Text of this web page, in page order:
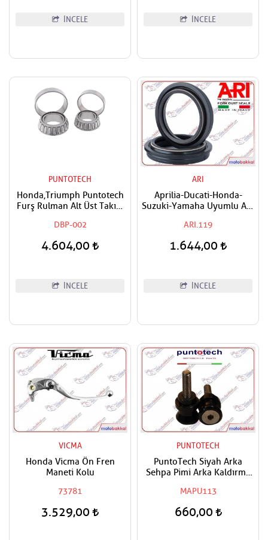
İNCELE İNCELE
PUNTOTECH
Honda,Triumph Puntotech
Furş Rulman Alt Üst Takım
DBP-002
4.604,00
İNCELE
ARI
Aprilia-Ducati-Honda-
Suzuki-Yamaha Uyumlu ARI
ARI.119
1.644,00
İNCELE
VICMA
Honda Vicma Ön Fren
Maneti Kolu
73781
3.529,00
PUNTOTECH
PuntoTech Siyah Arka
Sehpa Pimi Arka Kaldırma
Sliders M8
MAPU113
660,00